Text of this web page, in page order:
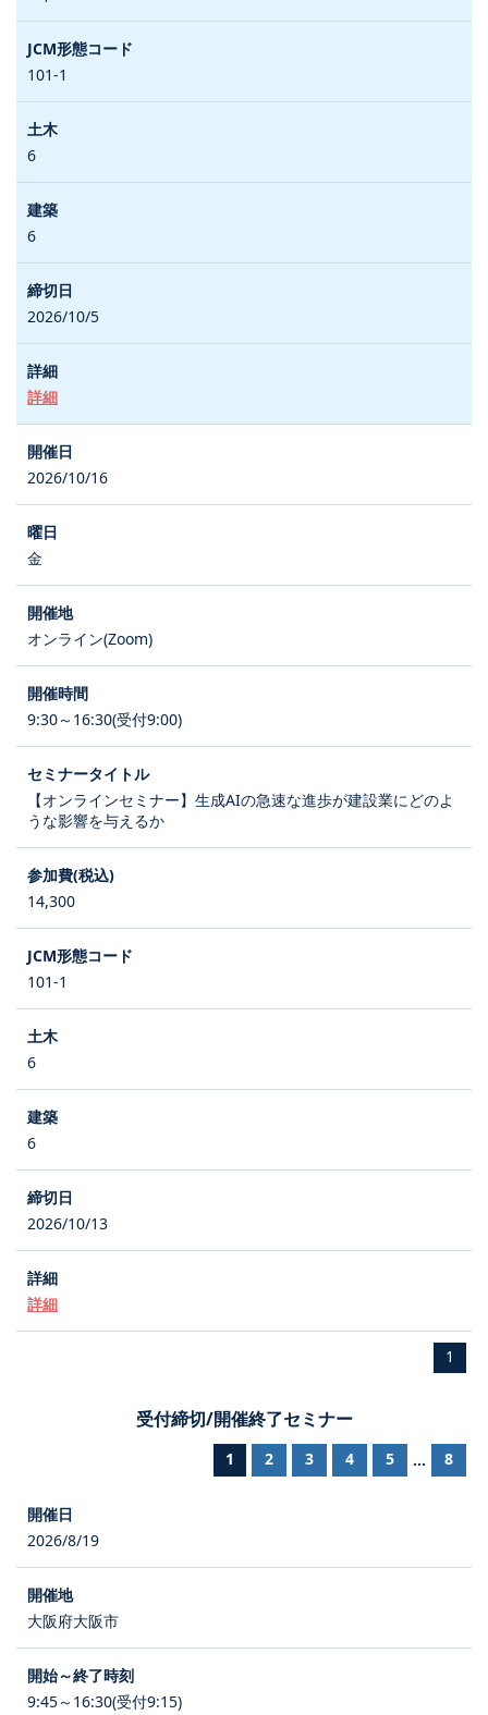
101-1
6
6
2026/10/5
詳細
2026/10/16
金
オンライン(Zoom)
9:30～16:30(受付9:00)
【オンラインセミナー】生成AIの急速な進歩が建設業にどのよ
うな影響を与えるか
14,300
101-1
6
6
2026/10/13
詳細
1
受付締切/開催終了セミナー
1 2 3 4 5 ... 8
2026/8/19
大阪府大阪市
9:45～16:30(受付9:15)